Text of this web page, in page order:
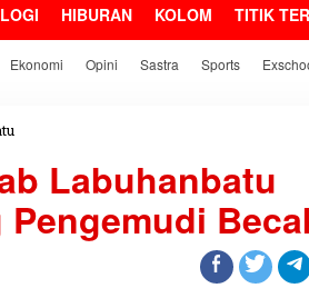
HIBURAN KOLOM TITIK
Ekonomi Opini Sastra Sports
n
d
e
m
Labuhanbatu
Pengemudi